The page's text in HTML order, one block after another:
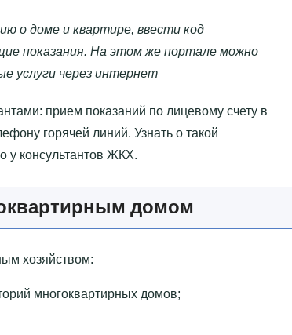
о доме и квартире, ввести код
показания. На этом же портале можно
услуги через интернет
прием показаний по лицевому счету в
горячей линий. Узнать о такой
у консультантов ЖКХ.
домом
хозяйством:
многоквартирных домов;